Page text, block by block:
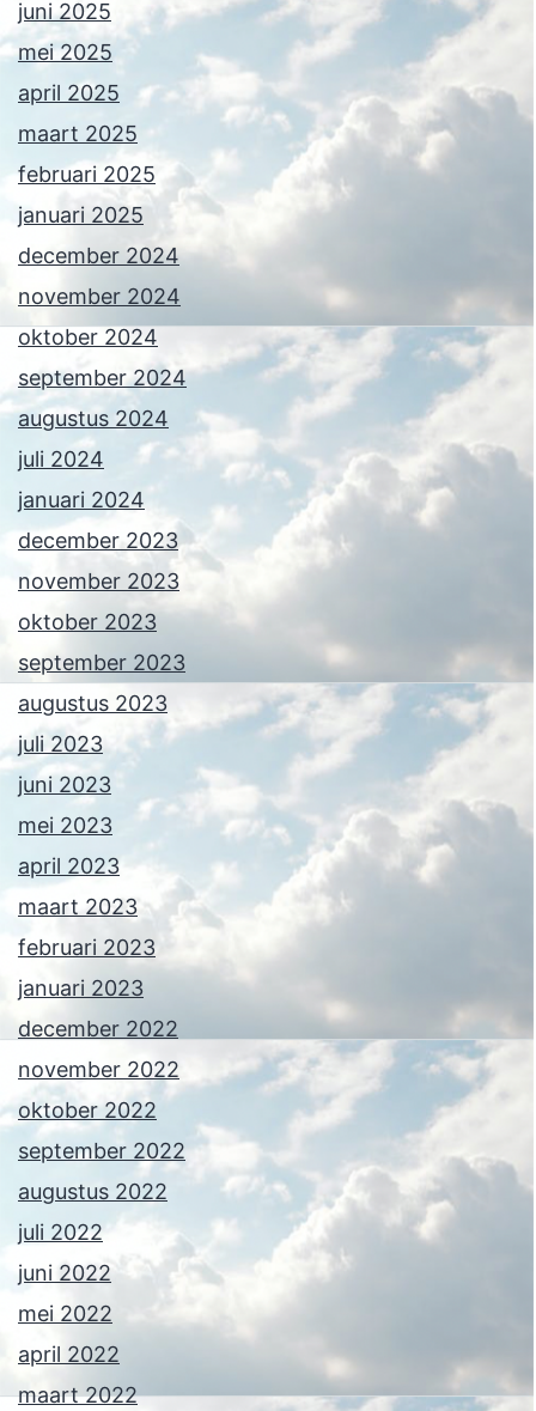
juni 2025
mei 2025
april 2025
maart 2025
februari 2025
januari 2025
december 2024
november 2024
oktober 2024
september 2024
augustus 2024
juli 2024
januari 2024
december 2023
november 2023
oktober 2023
september 2023
augustus 2023
juli 2023
juni 2023
mei 2023
april 2023
maart 2023
februari 2023
januari 2023
december 2022
november 2022
oktober 2022
september 2022
augustus 2022
juli 2022
juni 2022
mei 2022
april 2022
maart 2022